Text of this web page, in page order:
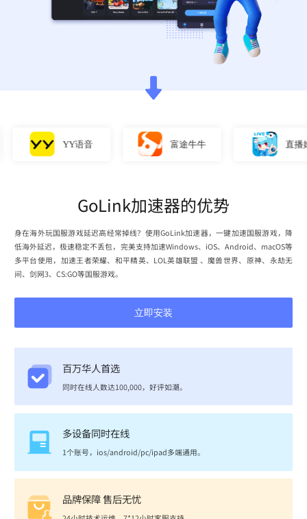
YY语音 富途牛牛 直播姬
GoLink加速器的优势
身在海外玩国服游戏延迟高经常掉线？使用GoLink加速器，一键加速国服游戏，降
低海外延迟，极速稳定不丢包，完美支持加速Windows、iOS、Android、macOS等
多平台使用，加速王者荣耀、和平精英、LOL英雄联盟 、魔兽世界、原神、永劫无
间、剑网3、CS:GO等国服游戏。
立即安装
百万华人首选
同时在线人数达100,000，好评如潮。
多设备同时在线
1个账号，ios/android/pc/ipad多端通用。
品牌保障 售后无忧